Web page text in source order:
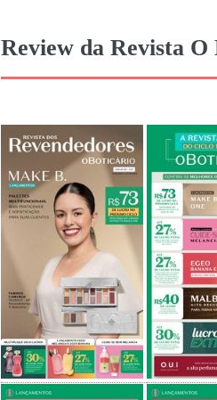
Review da Revista